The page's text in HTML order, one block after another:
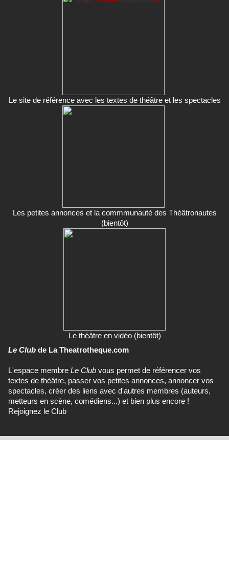
Le site de référence avec les textes de théâtre et les spectacles
Les petites annonces et la commmunauté des Théâtronautes
(bientôt)
Le théâtre en vidéo (bientôt)
Le Club de La Theatrotheque.com
L'espace membre Le Club vous permet de référencer vos
textes de théâtre, passer vos petites annonces, annoncer vos
spectacles, créer des liens avec d'autres membres (auteurs,
metteurs en scène, comédiens...) et bien plus encore !
Rejoignez le Club